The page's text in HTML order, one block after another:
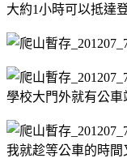
大約1小時可以抵達
學校大門外就有公
我就趁等公車的時